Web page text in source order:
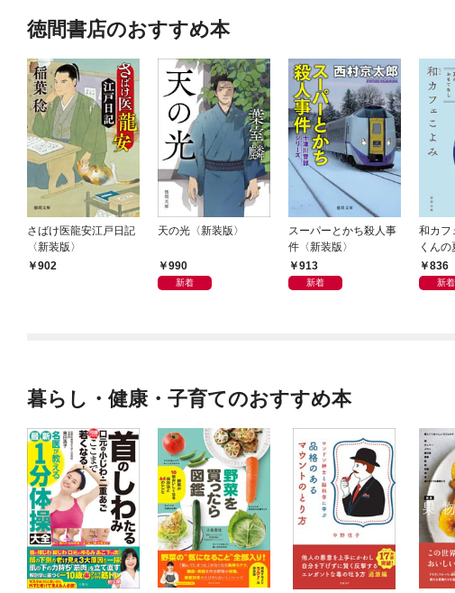
徳間書店のおすすめ本
さばけ医龍安江戸日記
〈新装版〉
902
天の光〈新装版〉
990
新着
スーパーとかち殺人事
件〈新装版〉
913
新着
和カ
くん
836
新着
暮らし・健康・子育てのおすすめ本